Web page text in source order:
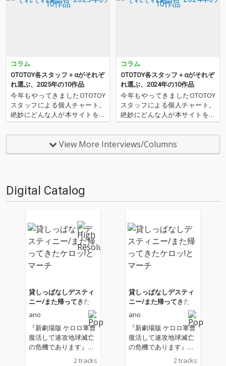
コラム
OTOTOY各スタッフ＋αがそれぞ
れ選ぶ、2025年の10作品
今年もやってきましたOTOTOY
スタッフによる個人チャート。
絶妙にどんな人が本サイトを運
営しているのか？ そんな自己
紹介もちょっとかねておりま
す。2025年は、それぞれなにを
聴いてOTOTOYを作っていたの
コラム
OTOTOY各スタッフ＋αがそれぞ
れ選ぶ、2024年の10作品
今年もやってきましたOTOTOY
スタッフによる個人チャート。
絶妙にどんな人が本サイトを運
営しているのか？ そんな自己
紹介もちょっとかねておりま
す。2024年は、それぞれなにを
聴いてOTOTOYを作っていたの
View More Interviews/Columns
Digital Catalog
貸しっぱなしデスティ
ニー/また帰ってきたケ
ano
『新劇場版 ケロロ軍曹
復活して速攻地球滅亡
の危機であります』主
2 tracks
貸しっぱなしデスティ
ニー/また帰ってきたケ
ano
『新劇場版 ケロロ軍曹
復活して速攻地球滅亡
の危機であります』主
2 tracks